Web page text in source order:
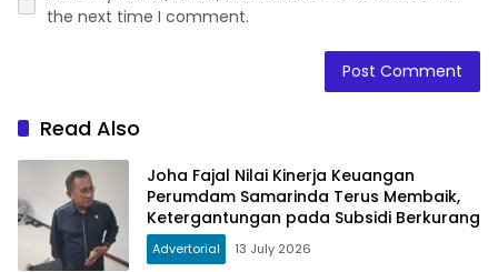
the next time I comment.
Read Also
Joha Fajal Nilai Kinerja Keuangan
Perumdam Samarinda Terus Membaik,
Ketergantungan pada Subsidi Berkurang
Advertorial 13 July 2026